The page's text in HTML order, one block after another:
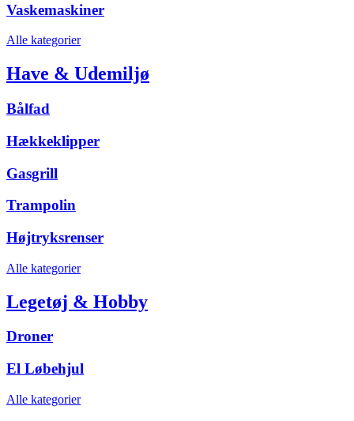
Vaskemaskiner
Alle kategorier
Have & Udemiljø
Bålfad
Hækkeklipper
Gasgrill
Trampolin
Højtryksrenser
Alle kategorier
Legetøj & Hobby
Droner
El Løbehjul
Alle kategorier